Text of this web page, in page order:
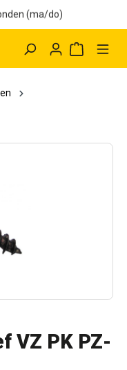
(ma/do)
VZ PK PZ-